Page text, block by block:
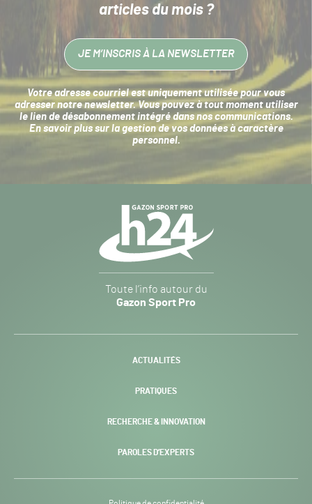
articles du mois ?
JE M’INSCRIS À LA NEWSLETTER
Votre adresse courriel est uniquement utilisée pour vous
adresser notre newsletter. Vous pouvez à tout moment utiliser
le lien de désabonnement intégré dans nos communications.
En savoir plus sur la gestion de vos données à caractère
personnel.
Sport
Pro
-
Toute l’info autour du
Gazon Sport Pro
ACTUALITÉS
PRATIQUES
RECHERCHE & INNOVATION
PAROLES D’EXPERTS